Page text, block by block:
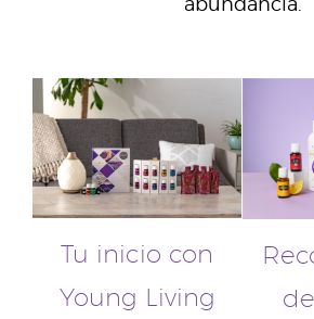
abundancia.
Tu inicio con
Young Living